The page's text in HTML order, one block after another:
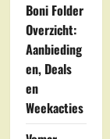
Boni Folder
Overzicht:
Aanbieding
en, Deals
en
Weekacties